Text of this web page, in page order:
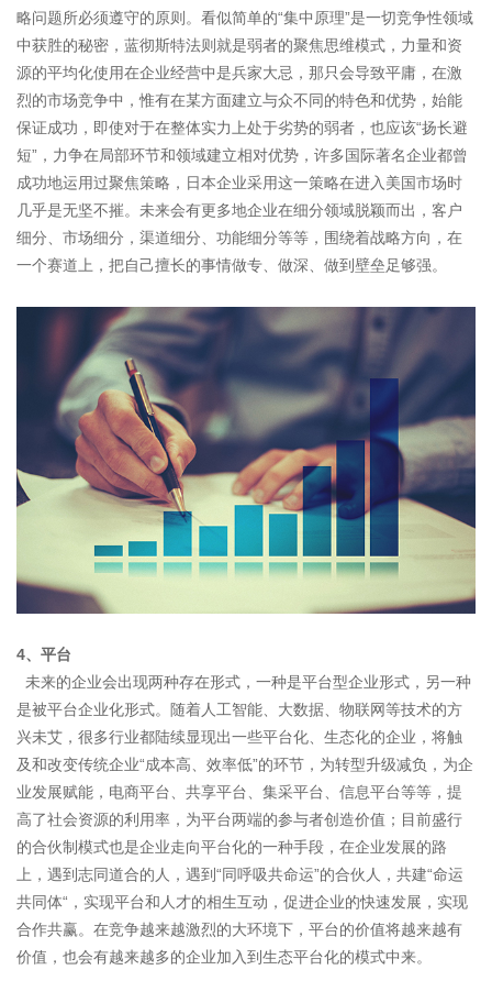
略问题所必须遵守的原则。看似简单的“集中原理”是一切竞争性领域
中获胜的秘密，蓝彻斯特法则就是弱者的聚焦思维模式，力量和资
源的平均化使用在企业经营中是兵家大忌，那只会导致平庸，在激
烈的市场竞争中，惟有在某方面建立与众不同的特色和优势，始能
保证成功，即使对于在整体实力上处于劣势的弱者，也应该“扬长避
短”，力争在局部环节和领域建立相对优势，许多国际著名企业都曾
成功地运用过聚焦策略，日本企业采用这一策略在进入美国市场时
几乎是无坚不摧。未来会有更多地企业在细分领域脱颖而出，客户
细分、市场细分，渠道细分、功能细分等等，围绕着战略方向，在
一个赛道上，把自己擅长的事情做专、做深、做到壁垒足够强。
4、 平台
未来的企业会出现两种存在形式，一种是平台型企业形式，另一种
是被平台企业化形式。随着人工智能、大数据、物联网等技术的方
兴未艾，很多行业都陆续显现出一些平台化、生态化的企业，将触
及和改变传统企业“成本高、效率低”的环节，为转型升级减负，为企
业发展赋能，电商平台、共享平台、集采平台、信息平台等等，提
高了社会资源的利用率，为平台两端的参与者创造价值；目前盛行
的合伙制模式也是企业走向平台化的一种手段，在企业发展的路
上，遇到志同道合的人，遇到“同呼吸共命运”的合伙人，共建“命运
共同体“，实现平台和人才的相生互动，促进企业的快速发展，实现
合作共赢。在竞争越来越激烈的大环境下，平台的价值将越来越有
价值，也会有越来越多的企业加入到生态平台化的模式中来。